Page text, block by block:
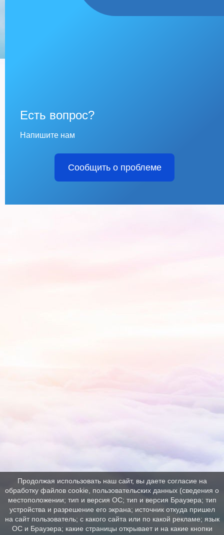
Есть вопрос?
Напишите нам
Сообщить о проблеме
Продолжая использовать наш сайт, вы даете согласие на
обработку файлов cookie, пользовательских данных (сведения о
местоположении; тип и версия ОС; тип и версия Браузера; тип
устройства и разрешение его экрана; источник откуда пришел
на сайт пользователь; с какого сайта или по какой рекламе; язык
ОС и Браузера; какие страницы открывает и на какие кнопки